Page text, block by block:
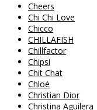
Cheers
Chi Chi Love
Chicco
CHILLAFISH
Chillfactor
Chipsi
Chit Chat
Chloé
Christian Dior
Christina Aguilera